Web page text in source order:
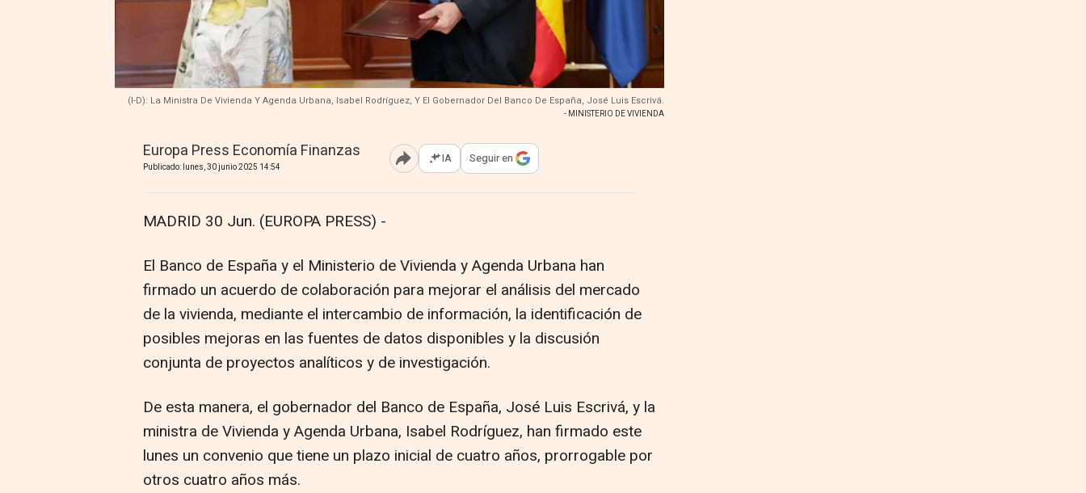
(I-D): La Ministra De Vivienda Y Agenda Urbana, Isabel Rodríguez, Y El Gobernador Del Banco De España, José Luis Escrivá.
- MINISTERIO DE VIVIENDA
Europa Press Economía Finanzas
Publicado: lunes, 30 junio 2025 14:54 Abrir opciones para compartir
IA Seguir en
MADRID 30 Jun. (EUROPA PRESS) -
El Banco de España y el Ministerio de Vivienda y Agenda Urbana han
firmado un acuerdo de colaboración para mejorar el análisis del mercado
de la vivienda, mediante el intercambio de información, la identificación de
posibles mejoras en las fuentes de datos disponibles y la discusión
conjunta de proyectos analíticos y de investigación.
De esta manera, el gobernador del Banco de España, José Luis Escrivá, y la
ministra de Vivienda y Agenda Urbana, Isabel Rodríguez, han firmado este
lunes un convenio que tiene un plazo inicial de cuatro años, prorrogable por
otros cuatro años más.